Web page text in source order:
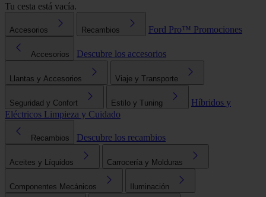
Tu cesta está vacía.
Accesorios Recambios Ford Pro™ Promociones
Accesorios Descubre los accesorios
Llantas y Accesorios Viaje y Transporte
Seguridad y Confort Estilo y Tuning
Híbridos y
Eléctricos Limpieza y Cuidado
Recambios Descubre los recambios
Aceites y Líquidos Carrocería y Molduras
Componentes Mecánicos Iluminación